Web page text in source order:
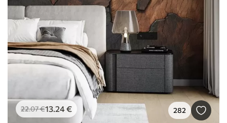
22.07€13.24€ 282